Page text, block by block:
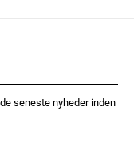
seneste nyheder inden